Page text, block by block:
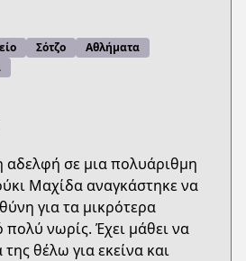
Σότζο
Αθλήματα
αδελφή σε μια πολυάριθμη
Μαχίδα αναγκάστηκε να
για τα μικρότερα
νωρίς. Έχει μάθει να
της θέλω για εκείνα και